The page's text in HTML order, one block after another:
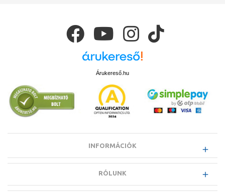
Árukereső.hu
INFORMÁCIÓK
RÓLUNK